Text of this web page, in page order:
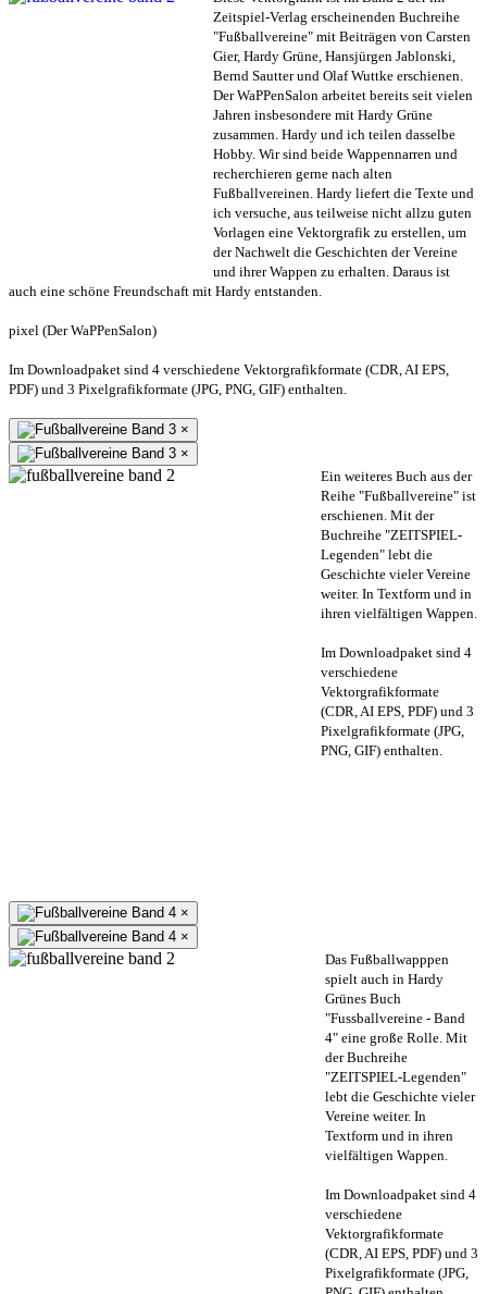
Zeitspiel-Verlag erscheinenden Buchreihe
"Fußballvereine" mit Beiträgen von Carsten
Gier, Hardy Grüne, Hansjürgen Jablonski,
Bernd Sautter und Olaf Wuttke erschienen.
Der WaPPenSalon arbeitet bereits seit vielen
Jahren insbesondere mit Hardy Grüne
zusammen. Hardy und ich teilen dasselbe
Hobby. Wir sind beide Wappennarren und
recherchieren gerne nach alten
Fußballvereinen. Hardy liefert die Texte und
ich versuche, aus teilweise nicht allzu guten
Vorlagen eine Vektorgrafik zu erstellen, um
der Nachwelt die Geschichten der Vereine
und ihrer Wappen zu erhalten. Daraus ist
auch eine schöne Freundschaft mit Hardy entstanden.
pixel (Der WaPPenSalon)
Im Downloadpaket sind 4 verschiedene Vektorgrafikformate (CDR, AI EPS,
PDF) und 3 Pixelgrafikformate (JPG, PNG, GIF) enthalten.
×
×
Ein weiteres Buch aus der
Reihe "Fußballvereine" ist
erschienen. Mit der
Buchreihe "ZEITSPIEL-
Legenden" lebt die
Geschichte vieler Vereine
weiter. In Textform und in
ihren vielfältigen Wappen.
Im Downloadpaket sind 4
verschiedene
Vektorgrafikformate
(CDR, AI EPS, PDF) und 3
Pixelgrafikformate (JPG,
PNG, GIF) enthalten.
×
×
Das Fußballwapppen
spielt auch in Hardy
Grünes Buch
"Fussballvereine - Band
4" eine große Rolle. Mit
der Buchreihe
"ZEITSPIEL-Legenden"
lebt die Geschichte vieler
Vereine weiter. In
Textform und in ihren
vielfältigen Wappen.
Im Downloadpaket sind 4
verschiedene
Vektorgrafikformate
(CDR, AI EPS, PDF) und 3
Pixelgrafikformate (JPG,